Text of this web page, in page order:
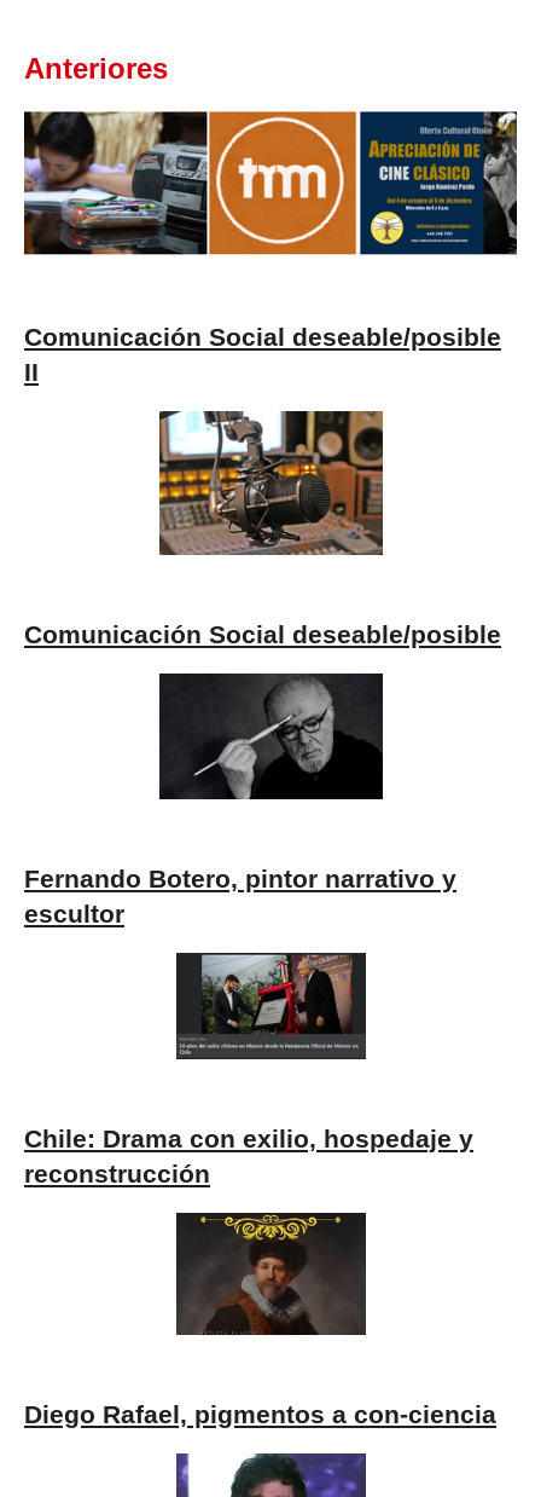
Anteriores
Comunicación Social deseable/posible
II
Comunicación Social deseable/posible
Fernando Botero, pintor narrativo y
escultor
Chile: Drama con exilio, hospedaje y
reconstrucción
Diego Rafael, pigmentos a con-ciencia